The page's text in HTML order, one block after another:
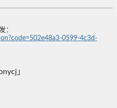
：
0599-4c3d-
」